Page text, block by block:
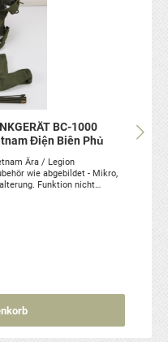
BC-1000
Điện Biên Phủ
Ära / Legion
wie abgebildet - Mikro,
nicht
FUNKGERÄT